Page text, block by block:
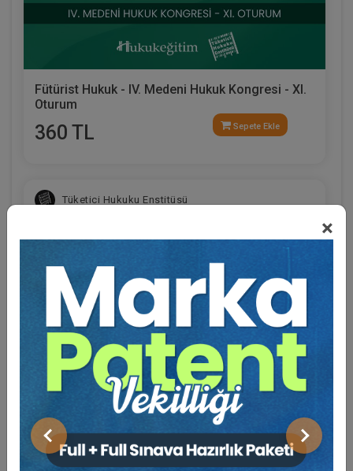
×
Önceki Sonraki
Fütürist Hukuk - IV. Medeni Hukuk Kongresi - XI.
Oturum
360 TL Sepete Ekle
Tüketici Hukuku Enstitüsü
Miras Hukuku - 1 - IV. Medeni Hukuk Kongresi -
IX. Oturum
360 TL Sepete Ekle
Eğitmen Hakkında
Sosyal Medya